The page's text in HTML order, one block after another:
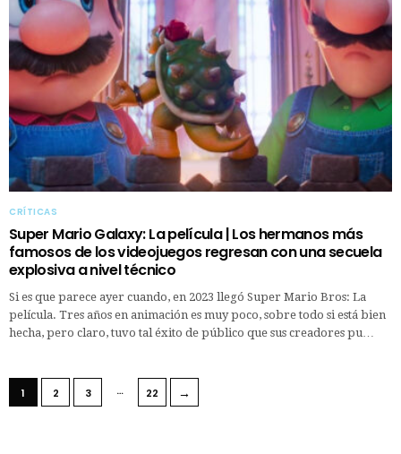
CRÍTICAS
Super Mario Galaxy: La película | Los hermanos más
famosos de los videojuegos regresan con una secuela
explosiva a nivel técnico
Si es que parece ayer cuando, en 2023 llegó Super Mario Bros: La
película. Tres años en animación es muy poco, sobre todo si está bien
hecha, pero claro, tuvo tal éxito de público que sus creadores pu…
1 2 3 … 22 →